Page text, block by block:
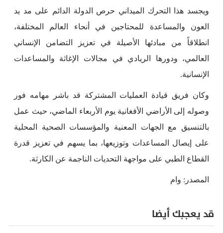
ويجسد هذا التحرك الميداني حرص الدولة الدائم على مد يد
العون والمساعدة للمحتاجين في أنحاء العالم المختلفة،
انطلاقاً من مبادئها الأصيلة في تعزيز التضامن الإنساني
العالمي، ودورها الريادي في مجالات الإغاثة والمساعدات
الإنسانية.
وكان فريق قيادة العمليات المشتركة قد باشر مهامه فور
وصوله إلى الأراضي الأفغانية يوم الأربعاء الماضي، حيث عمل
بالتنسيق مع الجهات المعنية والمؤسسات الصحية المحلية
على إيصال المساعدات وتوزيعها، بما يسهم في تعزيز قدرة
القطاع الطبي على مواجهة التحديات الناجمة عن الكارثة.
المصدر: وام
قد يعجبك أيضا